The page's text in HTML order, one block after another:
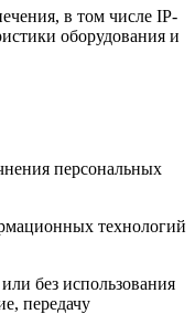
в том числе IP-
оборудования и
персональных
технологий
без использования
передачу